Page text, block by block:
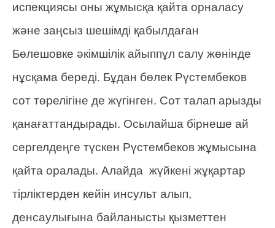
испекциясы оны жұмысқа қайта орналасу
және заңсыз шешімді қабылдаған
Бөлешовке әкімшілік айыппұл салу жөнінде
нұсқама береді. Бұдан бөлек Рүстембеков
сот төрелігіне де жүгінген. Сот талап арызды
қанағаттандырады. Осылайша бірнеше ай
сергелдеңге түскен Рүстембеков жұмысына
қайта оралады. Алайда жүйкені жұқартар
тірліктерден кейін инсульт алып,
денсаулығына байланысты қызметтен